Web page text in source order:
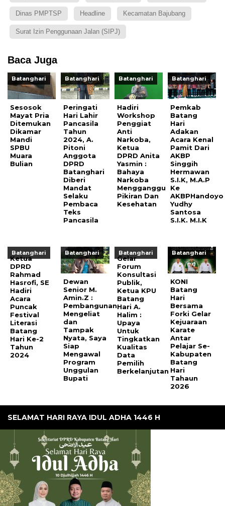
Dinas PMPTSP Headline Kecamatan Bajubang
Surat Izin Penggunaan Jalan (SIPJ)
Baca Juga
Batanghari
Sesosok
Mayat Pria
Ditemukan
Dikamar
Mandi
SPBU
Muara
Bulian
Batanghari
Peringati
Hari Lahir
Pancasila
Tahun
2024, A.
Pitoni
Anggota
DPRD
Batanghari
Diberi
Mandat
Selaku
Pembaca
Teks
Pancasila
Batanghari
Hadiri
Workshop
Penggiat
Anti
Narkoba,
Ketua
DPRD Anita
Yasmin :
Bahaya
Narkoba
Mengganggu
Pikiran Dan
Kesehatan
Batanghari
Pemkab
Batang
Hari
Adakan
Acara Kenal
Pamit Dari
AKBP
Singgih
Hermawan
S.I.K, M.A.P
Ke
AKBPHandoyo
Yudhy
Santosa
S.I.K. M.I.K
Batanghari
Ketua
DPRD
Rahmad
Hasrofi, SE
Hadiri
Acara
Puncak
Festival
Literasi
Batang
Hari Ke-2
Tahun
2024
Batanghari
Dewan
Senior M.
Amin.Z :
Pembangunan
Mengeliat
dan
Tampak
Nyata, Saya
Siap
Mengawal
Program
Unggulan
Bupati
Batanghari
Gelar
Forum
Konsultasi
Publik,
Ketua KPU
Batang
Hari A.
Halim :
Upaya
Untuk
Tingkatkan
Kualitas
Data
Pemilih
Berkelanjutan
Batanghari
KONI
Batang
Hari
Bersama
Forki Gelar
Kejuaraan
Karate
Antar
Pelajar Se-
Kabupaten
Batang
Hari
Tahaun
2026
SELAMAT HARI RAYA IDUL ADHA 1446 H